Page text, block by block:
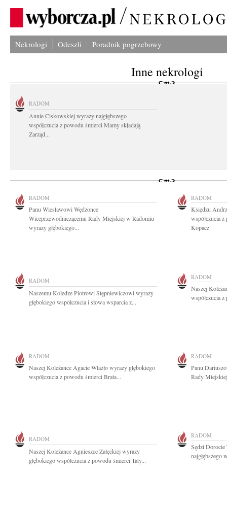
Nekrologi Odeszli Poradnik pogrzebowy
Inne nekrologi
RADOM
Annie Ciskowskiej wyrazy najgłębszego
współczucia z powodu śmierci Mamy składają
Zarząd...
RADOM
Panu Wiesławowi Wędzonce
Wiceprzewodniczącemu Rady Miejskiej w Radomiu
wyrazy głębokiego...
RADOM
Księdzu
współczucia
Kopacz
RADOM
Naszemu Koledze Piotrowi Stępniewiczowi wyrazy
głębokiego współczucia i słowa wsparcia z...
RADOM
Naszej
współczucia
RADOM
Naszej Koleżance Agacie Wlazło wyrazy głębokiego
współczucia z powodu śmierci Brata...
RADOM
Panu
Rady
RADOM
Naszej Koleżance Agnieszce Załęckiej wyrazy
głębokiego współczucia z powodu śmierci Taty...
RADOM
Sędzi
najgłębszego